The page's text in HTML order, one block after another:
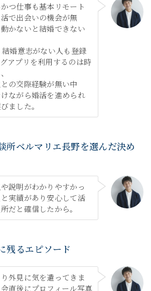
つ仕事も基本リモート
で出会いの機会が無
かないと結婚できない
婚意志がない人も登録
アプリを利用するのは時
の交際経験が無い中
ながら婚活を進められ
ました。
所ベルマリエ長野を選んだ決め
説明がわかりやすかっ
実績があり安心して活
だと確信したから。
残るエピソード
外見に気を遣ってきま
直後にプロフィール写真